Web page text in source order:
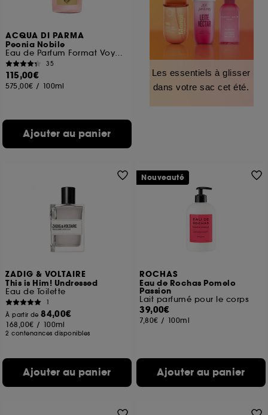
ACQUA DI PARMA
Peonia Nobile
Eau de Parfum Format Voyage
35
115,00€
575,00€ / 100ml
Ajouter au panier
Les essentiels à glisser
dans votre sac cet été.
ZADIG & VOLTAIRE
This is Him! Undressed
Eau de Toilette
1
À partir de84,00€
168,00€ / 100ml
2 contenances disponibles
Ajouter au panier
ROCHAS
Eau de Rochas Pomelo
Passion
Lait parfumé pour le corps
39,00€
7,80€ / 100ml
Ajouter au panier
Nouveauté